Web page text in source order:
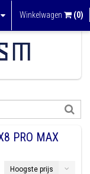
Winkelwagen (0)
PRO MAX
Hoogste prijs